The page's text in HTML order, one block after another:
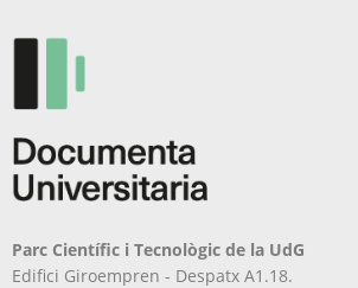
Parc Científic i Tecnològic de la UdG
Edifici Giroempren - Despatx A1.18.